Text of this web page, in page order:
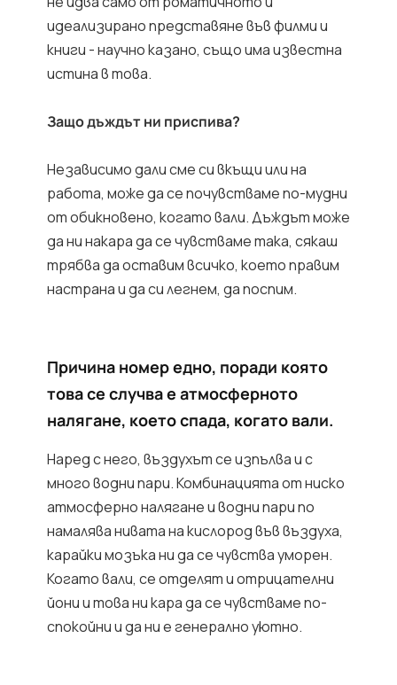
идеализирано представяне във филми и
книги - научно казано, също има известна
истина в това.
Защо дъждът ни приспива?
Независимо дали сме си вкъщи или на
работа, може да се почувстваме по-мудни
от обикновено, когато вали. Дъждът може
да ни накара да се чувстваме така, сякаш
трябва да оставим всичко, което правим
настрана и да си легнем, да поспим.
Причина номер едно, поради която
това се случва е атмосферното
налягане, което спада, когато вали.
Наред с него, въздухът се изпълва и с
много водни пари. Комбинацията от ниско
атмосферно налягане и водни пари по
намалява нивата на кислород във въздуха,
карайки мозъка ни да се чувства уморен.
Когато вали, се отделят и отрицателни
йони и това ни кара да се чувстваме по-
спокойни и да ни е генерално уютно.